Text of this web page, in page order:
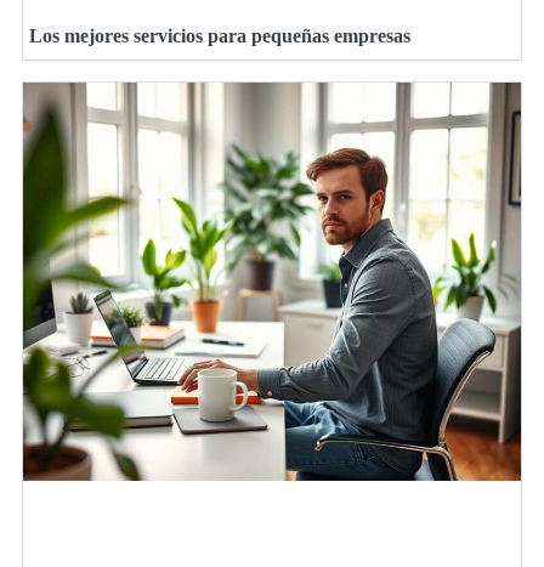
Los mejores servicios para pequeñas empresas